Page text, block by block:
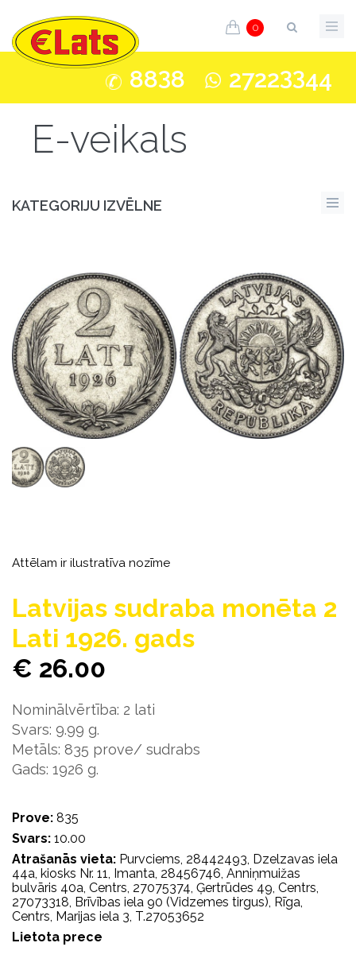
0
8838 27223344
E-veikals
KATEGORIJU IZVĒLNE
Attēlam ir ilustratīva nozīme
Latvijas sudraba monēta 2
Lati 1926. gads
€ 26.00
Nominālvērtība: 2 lati
Svars: 9.99 g.
Metāls: 835 prove/ sudrabs
Gads: 1926 g.
Prove: 835
Svars: 10.00
Atrašanās vieta: Purvciems, 28442493, Dzelzavas iela
44a, kiosks Nr. 11, Imanta, 28456746, Anniņmuižas
bulvāris 40a, Centrs, 27075374, Ģertrūdes 49, Centrs,
27073318, Brīvības iela 90 (Vidzemes tirgus), Rīga,
Centrs, Marijas iela 3, T.27053652
Lietota prece